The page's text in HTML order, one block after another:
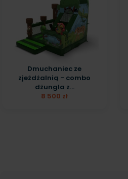
Dmuchaniec ze
zjeżdżalnią - combo
dżungla z...
8 500 zł